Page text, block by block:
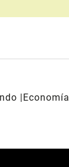
Economía